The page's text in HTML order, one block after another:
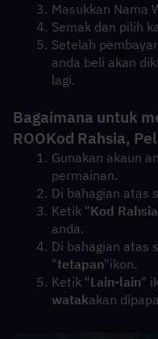
Masukkan Nama
Semak dan pilih
Setelah
anda beli akan
lagi.
Bagaimana untuk
ROOKod Rahsia,
Gunakan akaun
permainan.
Di bahagian atas
Ketik "Kod Rahsia
anda.
Di bahagian atas
"tetapan"ikon.
Ketik "Lain-lain"
watakakan